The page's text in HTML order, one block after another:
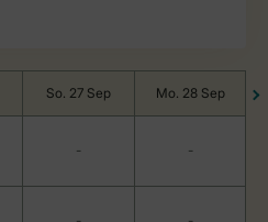
So. 27 Sep Mo. 28 Sep
- -